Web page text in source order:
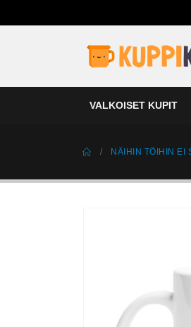
VALKOISET KUPIT
NÄIHIN TÖIHIN EI